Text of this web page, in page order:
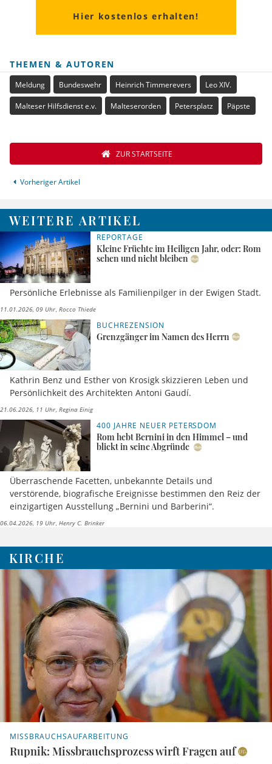
Hier kostenlos erhalten!
THEMEN & AUTOREN
Meldung Bundeswehr Heinrich Timmerevers Leo XIV.
Malteser Hilfsdienst e.v. Malteserorden Petersplatz Päpste
Vorheriger Artikel
ZUR STARTSEITE
WEITERE ARTIKEL
REPORTAGE
Kleine Früchte im Heiligen Jahr, oder: Rom
sehen und nicht bleiben
Persönliche Erlebnisse als Familienpilger in der Ewigen Stadt.
11.01.2026, 09 Uhr Rocco Thiede
BUCHREZENSION
Grenzgänger im Namen des Herrn
Kathrin Benz und Esther von Krosigk skizzieren Leben und
Persönlichkeit des Architekten Antoni Gaudí.
21.06.2026, 11 Uhr Regina Einig
400 JAHRE NEUER PETERSDOM
Rom hebt Bernini in den Himmel – und
blickt in seine Abgründe
Überraschende Facetten, unbekannte Details und
verstörende, biografische Ereignisse bestimmen den Reiz der
einzigartigen Ausstellung „Bernini und Barberini“.
06.04.2026, 19 Uhr Henry C. Brinker
KIRCHE
MISSBRAUCHSAUFARBEITUNG
Rupnik: Missbrauchsprozess wirft Fragen auf